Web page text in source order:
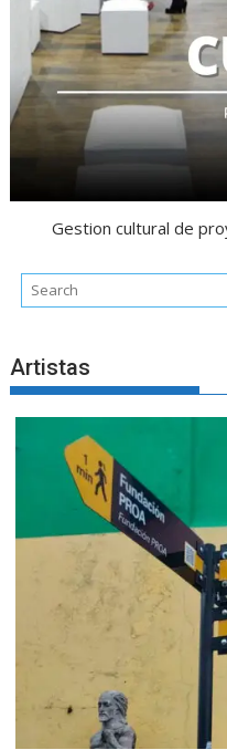
Gestion cultural de
Artistas